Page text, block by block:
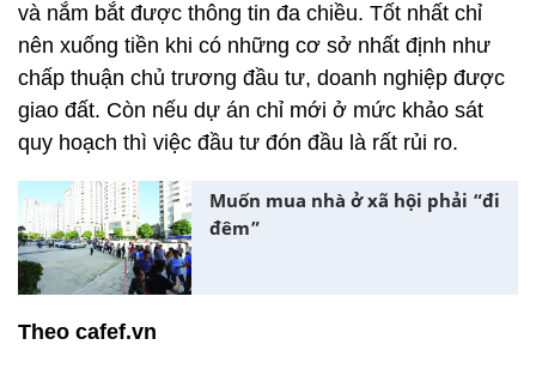
và nắm bắt được thông tin đa chiều. Tốt nhất chỉ
nên xuống tiền khi có những cơ sở nhất định như
chấp thuận chủ trương đầu tư, doanh nghiệp được
giao đất. Còn nếu dự án chỉ mới ở mức khảo sát
quy hoạch thì việc đầu tư đón đầu là rất rủi ro.
Muốn mua nhà ở xã hội phải “đi
đêm”
Theo cafef.vn